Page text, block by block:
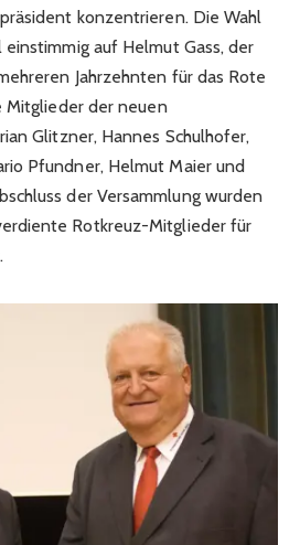
konzentrieren. Die Wahl
auf Helmut Gass, der
Jahrzehnten für das Rote
Mitglieder der neuen
Glitzner, Hannes Schulhofer,
Pfundner, Helmut Maier und
der Versammlung wurden
Rotkreuz-Mitglieder für